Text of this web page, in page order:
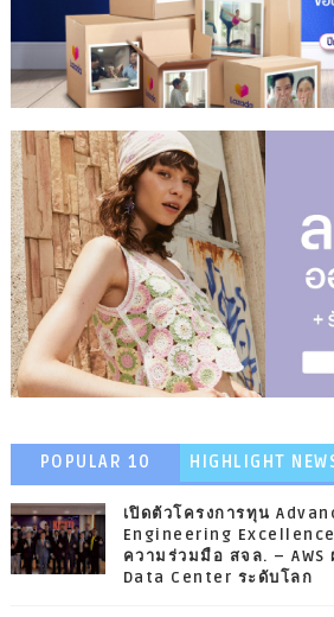
POPULAR 10 HIGHLIGHT
เปิดตัวโครงการทุน
Engineering
ความร่วมมือ สจล. –
Data Center ระดับโลก